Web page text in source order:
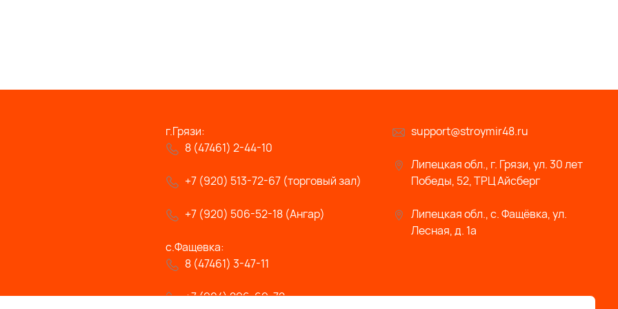
support@stroymir48.ru
Липецкая обл., г. Грязи, ул. 30 лет
Победы, 52, ТРЦ Айсберг
Липецкая обл., с. Фащёвка, ул.
Лесная, д. 1а
г.Грязи:
8 (47461) 2-44-10
+7 (920) 513-72-67 (торговый зал)
+7 (920) 506-52-18 (Ангар)
с.Фащевка:
8 (47461) 3-47-11
+7 (904) 296-69-72